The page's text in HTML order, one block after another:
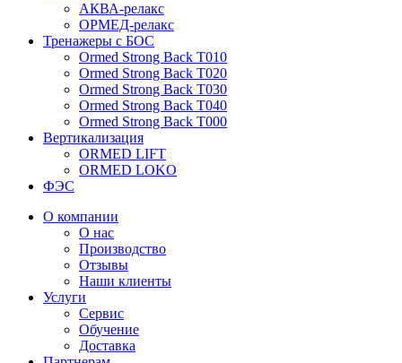
АКВА-релакс
ОРМЕД-релакс
Тренажеры с БОС
Ormed Strong Back Т010
Ormed Strong Back Т020
Ormed Strong Back Т030
Ormed Strong Back Т040
Ormed Strong Back Т000
Вертикализация
ORMED LIFT
ORMED LOKO
ФЭС
О компании
О нас
Производство
Отзывы
Наши клиенты
Услуги
Сервис
Обучение
Доставка